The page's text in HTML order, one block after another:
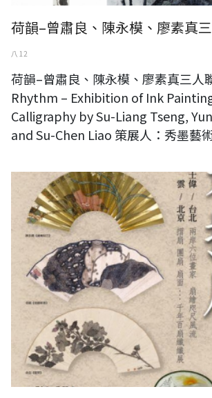
荷韻–曾肅良、陳永模、廖素真
八 12
荷韻–曾肅良、陳永模、廖素真三人
Rhythm – Exhibition of Ink
Calligraphy by Su-Liang Tseng,
and Su-Chen Liao 策展人：秀墨藝
台北紅館百扇展─清風搖影